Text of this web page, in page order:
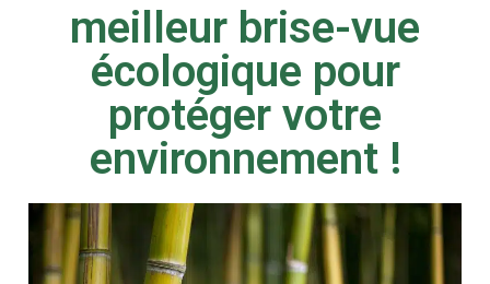
meilleur brise-vue
écologique pour
protéger votre
environnement !